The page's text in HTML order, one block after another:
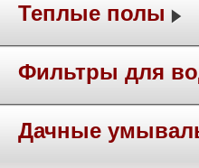
Теплые полы
Фильтры для
Дачные